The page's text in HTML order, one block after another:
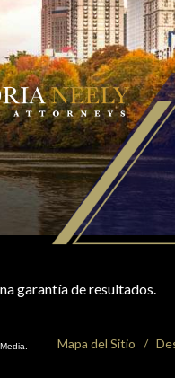
garantía de resultados.
Mapa del Sitio